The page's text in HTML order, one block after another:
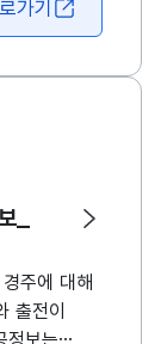
다. 해당
료가 되고,
니다. 또한
을
되며,
농업·농촌
의미를
가기
_
주에 대해
출전이